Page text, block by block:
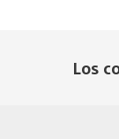
Los